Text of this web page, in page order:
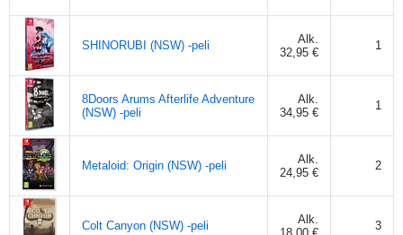
SHINORUBI (NSW) -peli
Alk.
32,95 €
1
8Doors Arums Afterlife Adventure
(NSW) -peli
Alk.
34,95 €
1
Metaloid: Origin (NSW) -peli
Alk.
24,95 €
2
Colt Canyon (NSW) -peli
Alk.
3